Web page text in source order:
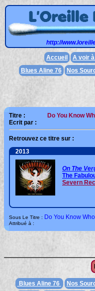
http://
Accueil A voir
Blues Aline 76
Nos
Titre :
Do You Know
Ecrit par :
Retrouvez ce titre sur :
2013
On The
The
Severn
Sous Le Titre : Do You Know
Attribué à :
Blues Aline 76 Nos